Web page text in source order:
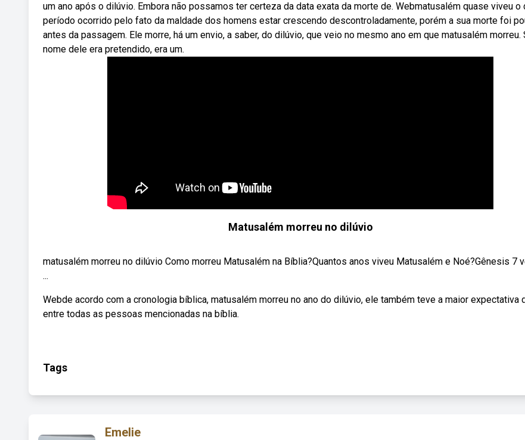
um ano após o dilúvio. Embora não possamos ter certeza da data exata da morte de. Webmatusalém quase viveu o
período ocorrido pelo fato da maldade dos homens estar crescendo descontroladamente, porém a sua morte foi
antes da passagem. Ele morre, há um envio, a saber, do dilúvio, que veio no mesmo ano em que matusalém morreu.
nome dele era pretendido, era um.
Matusalém morreu no dilúvio
matusalém morreu no dilúvio Como morreu Matusalém na Bíblia?Quantos anos viveu Matusalém e Noé?Gênesis 7
...
Webde acordo com a cronologia bíblica, matusalém morreu no ano do dilúvio, ele também teve a maior expectativa
entre todas as pessoas mencionadas na bíblia.
Tags
Emelie